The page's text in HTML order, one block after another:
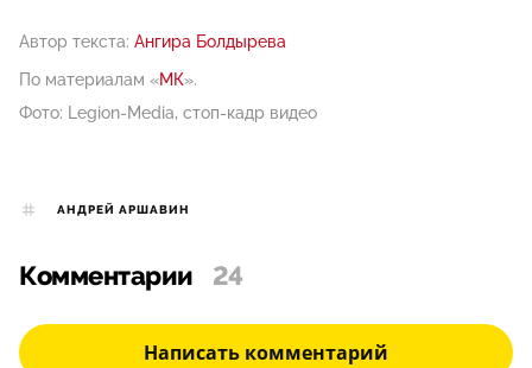
Автор текста: Ангира Болдырева
По материалам «МК».
Фото: Legion-Media, стоп-кадр видео
АНДРЕЙ АРШАВИН
Комментарии 24
Написать комментарий